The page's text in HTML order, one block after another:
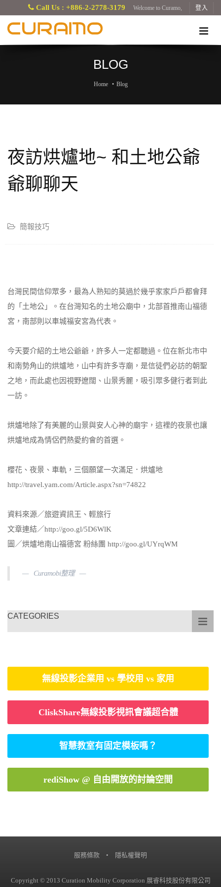
Call Us : +886-2-2778-3179 Welcome to Curamo, 登入
BLOG
Home Blog
夜訪烘爐地~ 和土地公爺
爺聊聊天
簡報技巧
台灣民間信仰眾多，最為人熟知的莫過於幾乎家家戶戶都會拜
的「土地公」。在台灣知名的土地公廟中，北部首推南山福德
宮，南部則以車城福安宮為代表。
今天要介紹的土地公爺爺，許多人一定都聽過。位在新北市中
和南勢角山的烘爐地，山中有許多寺廟，是信徒們必訪的朝聖
之地，而此處也因視野遼闊、山景秀麗，吸引眾多健行者到此
一訪。
烘爐地除了有美麗的山景與安人心神的廟宇，這裡的夜景也讓
烘爐地成為情侶們熱愛約會的首選。
櫻花、夜景、車軌，三個願望一次滿足．烘爐地
http://travel.yam.com/Article.aspx?sn=74822
資料來源／旅遊資訊王、輕旅行
文章連結／http://goo.gl/5D6WlK
圖／烘爐地南山福德宮 粉絲團 http://goo.gl/UYrqWM
Curamobi整理
CATEGORIES
無線投影企業用 vs 學校用 vs 家用
CliskShare無線投影視訊會議超合體
智慧教室有固定模板嗎？
rediShow @ 自由開放的討論空間
服務條款 • 隱私權聲明
Copyright © 2013 Curation Mobility Corporation 展睿科技股份有限公司